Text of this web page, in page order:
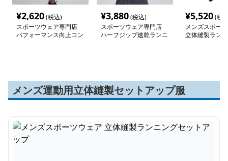
¥2,620(税込)
スポーツウェア専門店
パフォーマンス向上コン
¥3,880(税込)
スポーツウェア専門店
ハーフジップ速乾ランニ
¥5,520(税
メンズスポー
立体縫製ラン
メンズ運動用立体縫製セットアップ服